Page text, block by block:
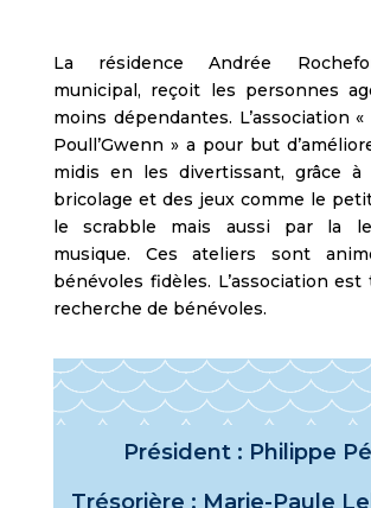
La résidence Andrée
municipal, reçoit les personnes
moins dépendantes. L’association
Poull’Gwenn » a pour but
midis en les divertissant, grâce à
bricolage et des jeux comme le
le scrabble mais aussi par la
musique. Ces ateliers sont
bénévoles fidèles. L’association
recherche de bénévoles.
Président : Philippe
Trésorière : Marie-Paule